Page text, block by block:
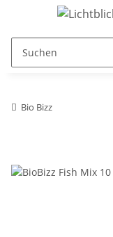
Bio Bizz